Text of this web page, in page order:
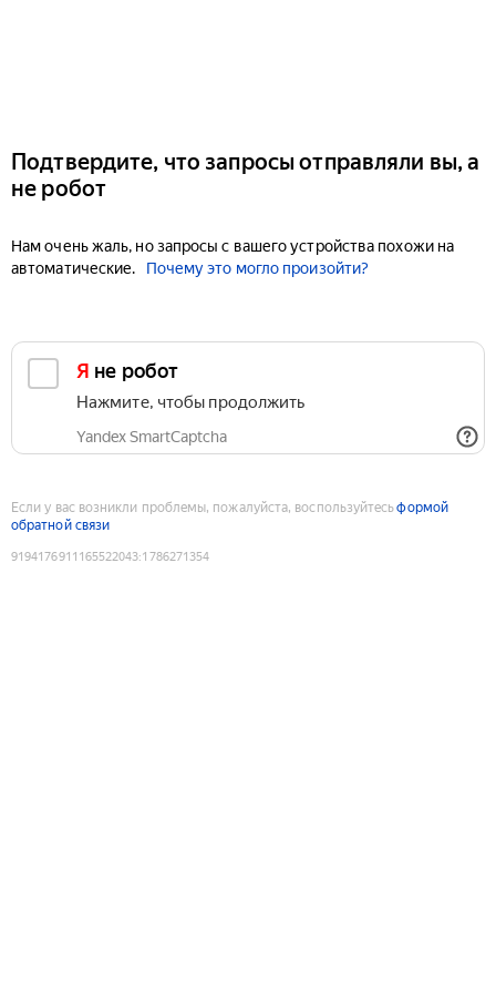
Подтвердите, что запросы отправляли вы, а
не робот
Нам очень жаль, но запросы с вашего устройства похожи на
автоматические.
Почему это могло произойти?
Я не робот
Нажмите, чтобы продолжить
Yandex SmartCaptcha
Если у вас возникли проблемы, пожалуйста, воспользуйтесьформой
обратной связи
9194176911165522043:1786271354